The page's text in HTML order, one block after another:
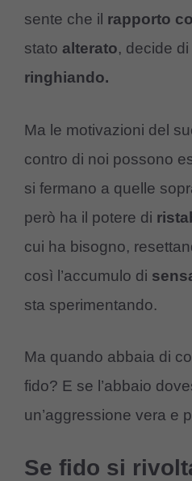
sente che il rapporto
stato alterato, decide di
ringhiando.
Ma le motivazioni del
contro di noi possono
si fermano a quelle
però ha il potere di
cui ha bisogno,
così l’accumulo di
sta sperimentando.
Ma quando abbaia di
fido? E se l’abbaio
un’aggressione vera e
Se fido si